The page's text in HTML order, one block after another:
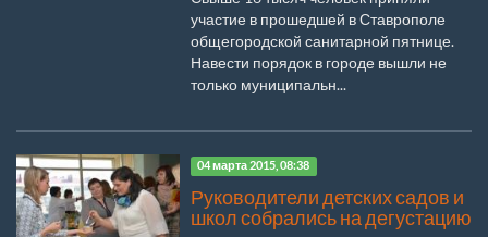
участие в прошедшей в Ставрополе
общегородской санитарной пятнице.
Навести порядок в городе вышли не
только муниципальн...
04 марта 2015, 08:38
Руководители детских садов и
школ собрались на дегустацию